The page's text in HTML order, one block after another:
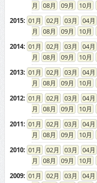
08
09 10
2015: 01 02 03 04
08
09 10
2014: 01 02 03 04
08
09 10
2013: 01 02 03 04
08
09 10
2012: 01 02 03 04
08
09 10
2011: 01 02 03 04
08
09 10
2010: 01 02 03 04
08
09 10
2009: 01 02 03 04